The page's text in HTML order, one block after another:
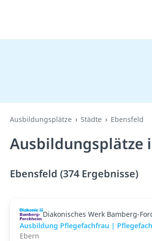
Ausbildungsplätze Städte Ebensfeld
Ausbildungsplätze
Ebensfeld (374 Ergebnisse)
Diakonisches Werk Bamberg-
Ausbildung Pflegefachfrau |
Ebern